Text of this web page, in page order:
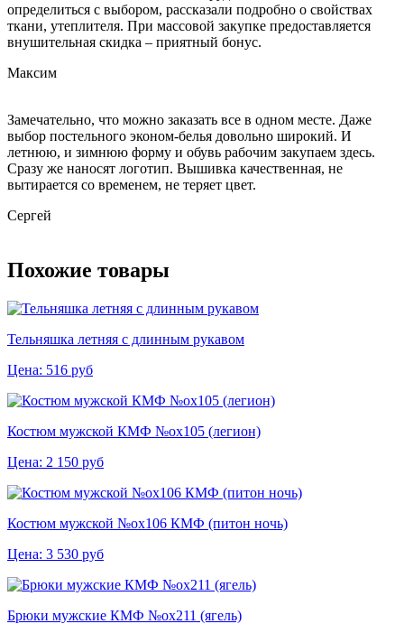
определиться с выбором, рассказали подробно о свойствах
ткани, утеплителя. При массовой закупке предоставляется
внушительная скидка – приятный бонус.
Максим
Замечательно, что можно заказать все в одном месте. Даже
выбор постельного эконом-белья довольно широкий. И
летнюю, и зимнюю форму и обувь рабочим закупаем здесь.
Сразу же наносят логотип. Вышивка качественная, не
вытирается со временем, не теряет цвет.
Сергей
Похожие товары
Тельняшка летняя с длинным рукавом
Цена: 516 руб
Костюм мужской КМФ №ох105 (легион)
Цена: 2 150 руб
Костюм мужской №ох106 КМФ (питон ночь)
Цена: 3 530 руб
Брюки мужские КМФ №ох211 (ягель)